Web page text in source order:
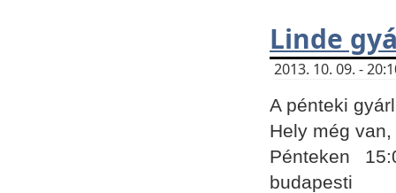
Linde
2013. 10. 09. -
A pénteki
Hely még
Pénteken
budapesti